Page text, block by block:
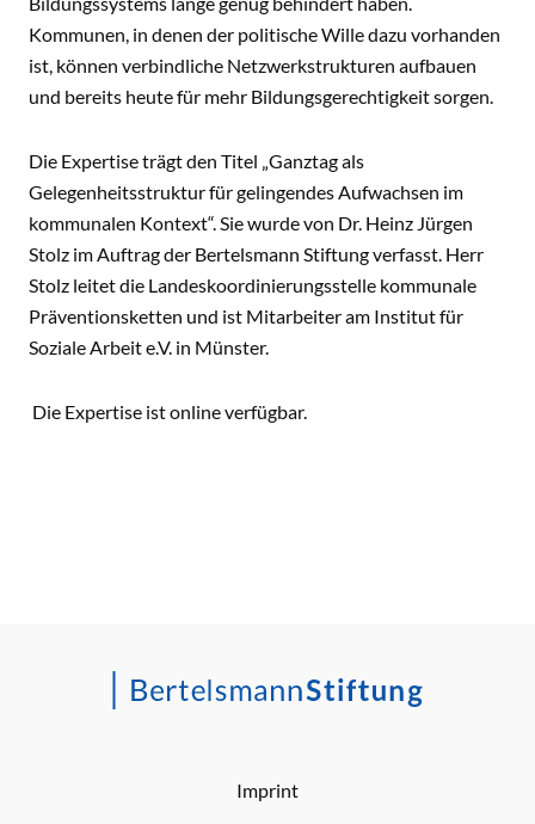
Kommunen, in denen der politische Wille dazu vorhanden
ist, können verbindliche Netzwerkstrukturen aufbauen
und bereits heute für mehr Bildungsgerechtigkeit sorgen.
Die Expertise trägt den Titel „Ganztag als
Gelegenheitsstruktur für gelingendes Aufwachsen im
kommunalen Kontext“. Sie wurde von Dr. Heinz Jürgen
Stolz im Auftrag der Bertelsmann Stiftung verfasst. Herr
Stolz leitet die Landeskoordinierungsstelle kommunale
Präventionsketten und ist Mitarbeiter am Institut für
Soziale Arbeit e.V. in Münster.
Die Expertise istonline verfügbar.
Imprint